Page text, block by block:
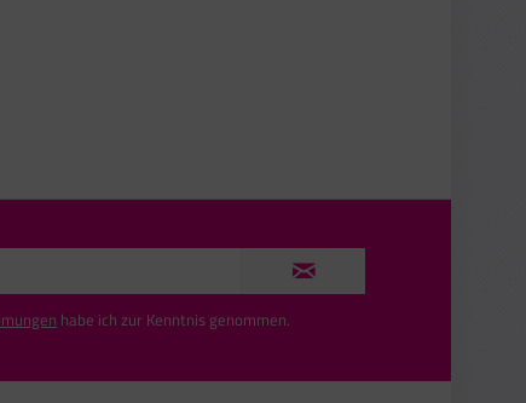
habe ich zur Kenntnis genommen.